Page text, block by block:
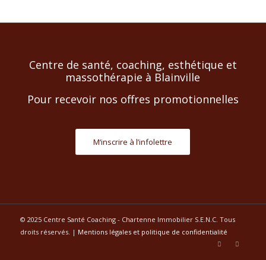
Centre de santé, coaching, esthétique et
massothérapie à Blainville
Pour recevoir nos offres promotionnelles
M‘inscrire à l’infolettre
© 2025 Centre Santé Coaching - Chartenne Immobilier S.E.N.C. Tous
droits réservés. | Mentions légales et politique de confidentialité